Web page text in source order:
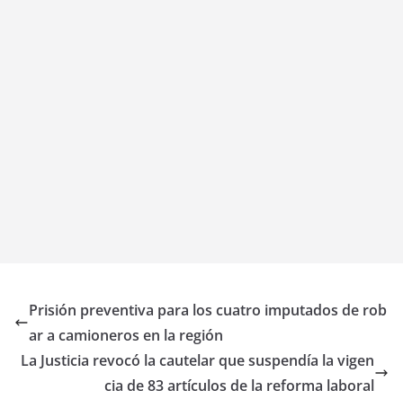
Prisión preventiva para los cuatro imputados de rob
ar a camioneros en la región
La Justicia revocó la cautelar que suspendía la vigen
cia de 83 artículos de la reforma laboral